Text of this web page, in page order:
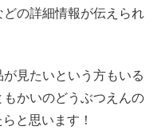
の詳細情報が伝えられ
見たいという方もいる
かいのどうぶつえんの
と思います！